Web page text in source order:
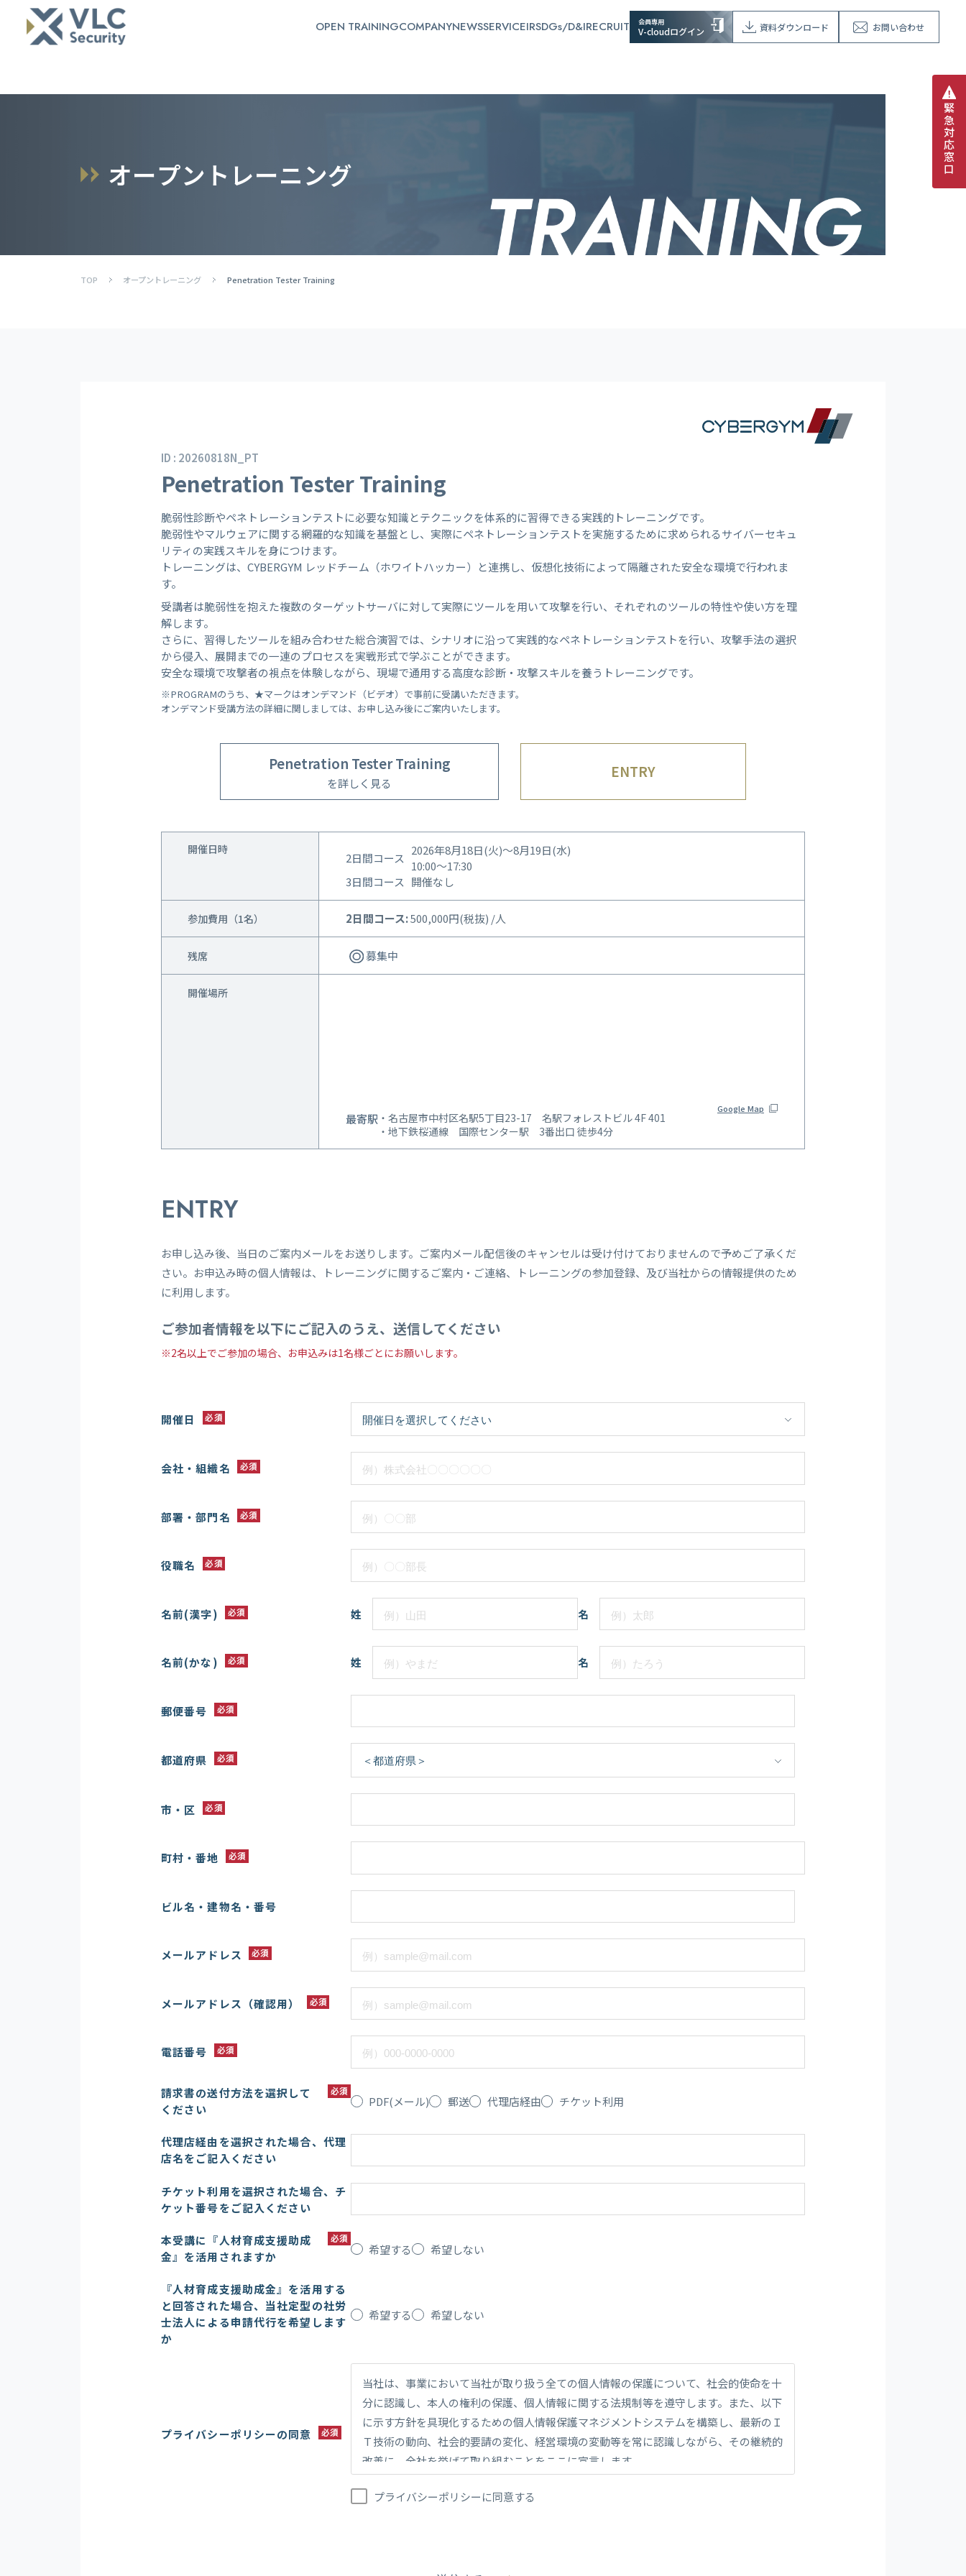
OPEN TRAININGCOMPANYNEWSSERVICEIRSDGs/D&IRECRUIT 会員専用
V-cloudログイン 資料ダウンロード お問い合わせ
緊
急
対
応
窓
口
オープン ト レーニング
TOP オープントレーニング Penetration Tester Training
ID : 20260818N_PT
Penetration Tester Training
脆弱性診断やペネトレーションテストに必要な知識とテクニックを体系的に習得できる実践的トレーニングです。
脆弱性やマルウェアに関する網羅的な知識を基盤とし、実際にペネトレーションテストを実施するために求められるサイバーセキュ
リティの実践スキルを身につけます。
トレーニングは、CYBERGYM レッドチーム（ホワイトハッカー）と連携し、仮想化技術によって隔離された安全な環境で行われま
す。
受講者は脆弱性を抱えた複数のターゲットサーバに対して実際にツールを用いて攻撃を行い、それぞれのツールの特性や使い方を理
解します。
さらに、習得したツールを組み合わせた総合演習では、シナリオに沿って実践的なペネトレーションテストを行い、攻撃手法の選択
から侵入、展開までの一連のプロセスを実戦形式で学ぶことができます。
安全な環境で攻撃者の視点を体験しながら、現場で通用する高度な診断・攻撃スキルを養うトレーニングです。
※PROGRAMのうち、★マークはオンデマンド（ビデオ）で事前に受講いただきます。
オンデマンド受講方法の詳細に関しましては、お申し込み後にご案内いたします。
Penetration Tester Training
を詳しく見る
ENTRY
開催日時
2日間コース
2026年8月18日(火)～8月19日(水)
10:00～17:30
3日間コース 開催なし
参加費用（1名） 2日間コース:500,000円(税抜) /人
残席 募集中
開催場所
Google Map
最寄駅
名古屋市中村区名駅5丁目23-17 名駅フォレストビル 4F 401
地下鉄桜通線 国際センター駅 3番出口 徒歩4分
ENTRY
お申し込み後、当日のご案内メールをお送りします。ご案内メール配信後のキャンセルは受け付けておりませんので予めご了承くだ
さい。お申込み時の個人情報は、トレーニングに関するご案内・ご連絡、トレーニングの参加登録、及び当社からの情報提供のため
に利用します。
ご参加者情報を以下にご記入のうえ、送信してください
※2名以上でご参加の場合、お申込みは1名様ごとにお願いします。
開催日 必須
会社・組織名 必須
部署・部門名 必須
役職名 必須
名前(漢字) 必須 姓 名
名前(かな) 必須 姓 名
郵便番号 必須
都道府県 必須
市・区 必須
町村・番地 必須
ビル名・建物名・番号
メールアドレス 必須
メールアドレス（確認用） 必須
電話番号 必須
請求書の送付方法を選択して
ください
必須
PDF(メール) 郵送 代理店経由 チケット利用
代理店経由を選択された場合、代理
店名をご記入ください
チケット利用を選択された場合、チ
ケット番号をご記入ください
本受講に『人材育成支援助成
金』を活用されますか
必須
希望する 希望しない
『人材育成支援助成金』を活用する
と回答された場合、当社定型の社労
士法人による申請代行を希望します
か
希望する 希望しない
プライバシーポリシーの同意 必須
当社は、事業において当社が取り扱う全ての個人情報の保護について、社会的使命を十
分に認識し、本人の権利の保護、個人情報に関する法規制等を遵守します。また、以下
に示す方針を具現化するための個人情報保護マネジメントシステムを構築し、最新のＩ
Ｔ技術の動向、社会的要請の変化、経営環境の変動等を常に認識しながら、その継続的
改善に、全社を挙げて取り組むことをここに宣言します。
事管理上必要な範囲に限定して、取得・利用及び提供をし、特定された利用目的の達成
プライバシーポリシーに同意する